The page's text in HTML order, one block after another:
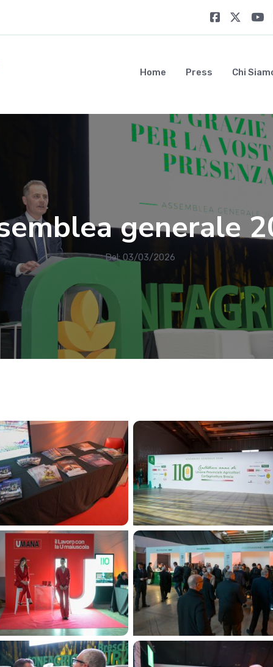
Home Press Chi
generale
Del: 03/03/2026